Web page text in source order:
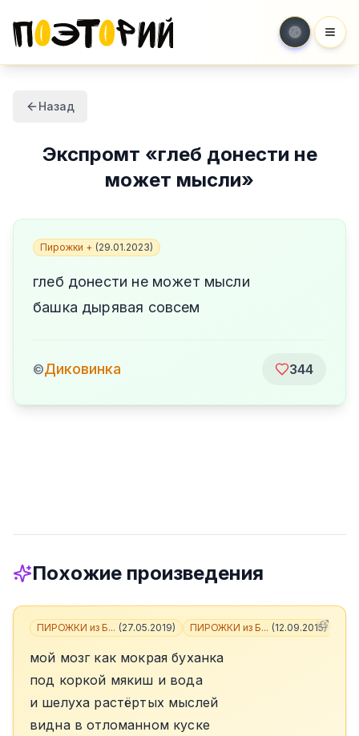
Назад
Экспромт «глеб донести не
может мысли»
Пирожки + (29.01.2023)
глеб донести не может мысли
башка дырявая совсем
©Диковинка 344
Похожие произведения
ПИРОЖКИ из Б... (27.05.2019) ПИРОЖКИ из Б... (12.09.2015)
мой мозг как мокрая буханка
под коркой мякиш и вода
и шелуха растёртых мыслей
видна в отломанном куске